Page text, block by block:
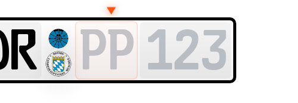
▼
PP 123